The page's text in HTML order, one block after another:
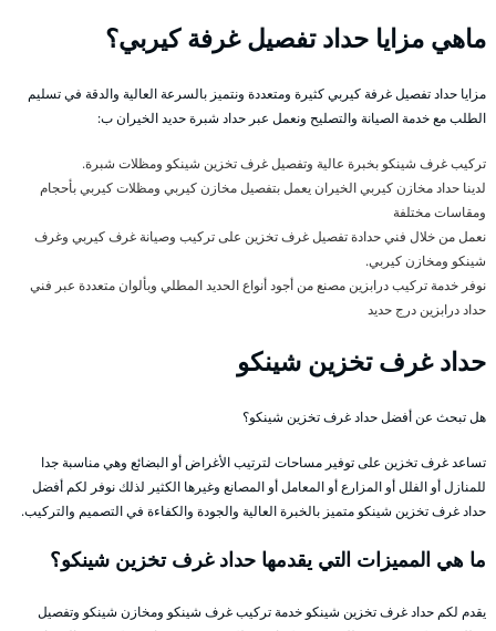
ماهي مزايا حداد تفصيل غرفة كيربي؟
مزايا حداد تفصيل غرفة كيربي كثيرة ومتعددة ونتميز بالسرعة العالية والدقة في تسليم
الطلب مع خدمة الصيانة والتصليح ونعمل عبر حداد شبرة حديد الخيران ب:
تركيب غرف شينكو بخبرة عالية وتفصيل غرف تخزين شينكو ومظلات شبرة.
لدينا حداد مخازن كيربي الخيران يعمل بتفصيل مخازن كيربي ومظلات كيربي بأحجام
ومقاسات مختلفة
نعمل من خلال فني حدادة تفصيل غرف تخزين على تركيب وصيانة غرف كيربي وغرف
شينكو ومخازن كيربي.
نوفر خدمة تركيب درابزين مصنع من أجود أنواع الحديد المطلي وبألوان متعددة عبر فني
حداد درابزين درج حديد
حداد غرف تخزين شينكو
هل تبحث عن أفضل حداد غرف تخزين شينكو؟
تساعد غرف تخزين على توفير مساحات لترتيب الأغراض أو البضائع وهي مناسبة جدا
للمنازل أو الفلل أو المزارع أو المعامل أو المصانع وغيرها الكثير لذلك نوفر لكم أفضل
حداد غرف تخزين شينكو متميز بالخبرة العالية والجودة والكفاءة في التصميم والتركيب.
ما هي المميزات التي يقدمها حداد غرف تخزين شينكو؟
يقدم لكم حداد غرف تخزين شينكو خدمة تركيب غرف شينكو ومخازن شينكو وتفصيل